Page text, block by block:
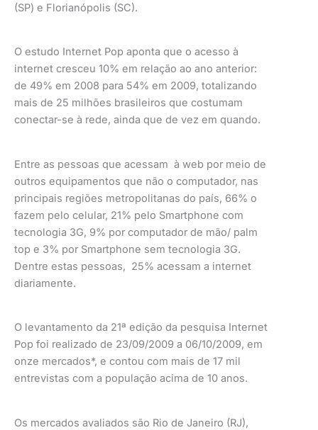
(SP) e Florianópolis (SC).
O estudo Internet Pop aponta que o acesso à
internet cresceu 10% em relação ao ano anterior:
de 49% em 2008 para 54% em 2009, totalizando
mais de 25 milhões brasileiros que costumam
conectar-se à rede, ainda que de vez em quando.
Entre as pessoas que acessam à web por meio de
outros equipamentos que não o computador, nas
principais regiões metropolitanas do país, 66% o
fazem pelo celular, 21% pelo Smartphone com
tecnologia 3G, 9% por computador de mão/ palm
top e 3% por Smartphone sem tecnologia 3G.
Dentre estas pessoas, 25% acessam a internet
diariamente.
O levantamento da 21ª edição da pesquisa Internet
Pop foi realizado de 23/09/2009 a 06/10/2009, em
onze mercados*, e contou com mais de 17 mil
entrevistas com a população acima de 10 anos.
Os mercados avaliados são Rio de Janeiro (RJ),